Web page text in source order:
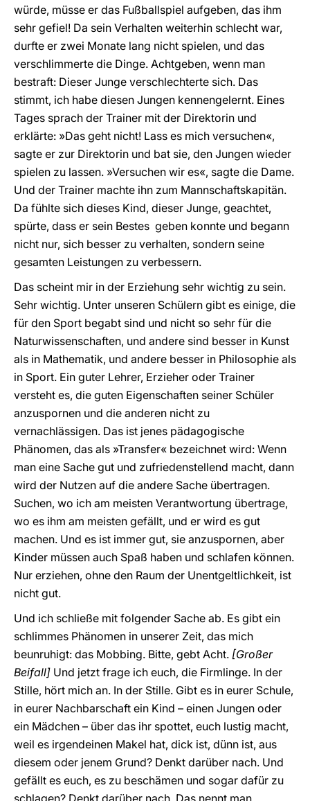
würde, müsse er das Fußballspiel aufgeben, das ihm
sehr gefiel! Da sein Verhalten weiterhin schlecht war,
durfte er zwei Monate lang nicht spielen, und das
verschlimmerte die Dinge. Achtgeben, wenn man
bestraft: Dieser Junge verschlechterte sich. Das
stimmt, ich habe diesen Jungen kennengelernt. Eines
Tages sprach der Trainer mit der Direktorin und
erklärte: »Das geht nicht! Lass es mich versuchen«,
sagte er zur Direktorin und bat sie, den Jungen wieder
spielen zu lassen. »Versuchen wir es«, sagte die Dame.
Und der Trainer machte ihn zum Mannschaftskapitän.
Da fühlte sich dieses Kind, dieser Junge, geachtet,
spürte, dass er sein Bestes geben konnte und begann
nicht nur, sich besser zu verhalten, sondern seine
gesamten Leistungen zu verbessern.
Das scheint mir in der Erziehung sehr wichtig zu sein.
Sehr wichtig. Unter unseren Schülern gibt es einige, die
für den Sport begabt sind und nicht so sehr für die
Naturwissenschaften, und andere sind besser in Kunst
als in Mathematik, und andere besser in Philosophie als
in Sport. Ein guter Lehrer, Erzieher oder Trainer
versteht es, die guten Eigenschaften seiner Schüler
anzuspornen und die anderen nicht zu
vernachlässigen. Das ist jenes pädagogische
Phänomen, das als »Transfer« bezeichnet wird: Wenn
man eine Sache gut und zufriedenstellend macht, dann
wird der Nutzen auf die andere Sache übertragen.
Suchen, wo ich am meisten Verantwortung übertrage,
wo es ihm am meisten gefällt, und er wird es gut
machen. Und es ist immer gut, sie anzuspornen, aber
Kinder müssen auch Spaß haben und schlafen können.
Nur erziehen, ohne den Raum der Unentgeltlichkeit, ist
nicht gut.
Und ich schließe mit folgender Sache ab. Es gibt ein
schlimmes Phänomen in unserer Zeit, das mich
beunruhigt: das Mobbing. Bitte, gebt Acht. [Großer
Beifall] Und jetzt frage ich euch, die Firmlinge. In der
Stille, hört mich an. In der Stille. Gibt es in eurer Schule,
in eurer Nachbarschaft ein Kind – einen Jungen oder
ein Mädchen – über das ihr spottet, euch lustig macht,
weil es irgendeinen Makel hat, dick ist, dünn ist, aus
diesem oder jenem Grund? Denkt darüber nach. Und
gefällt es euch, es zu beschämen und sogar dafür zu
schlagen? Denkt darüber nach. Das nennt man